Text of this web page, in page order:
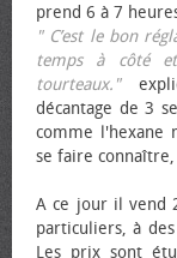
prend 6 à 7
" C’est le bon
temps à côté
tourteaux."
décantage de 3
comme l'hexane
se faire
A ce jour il vend
particuliers, à
Les prix sont